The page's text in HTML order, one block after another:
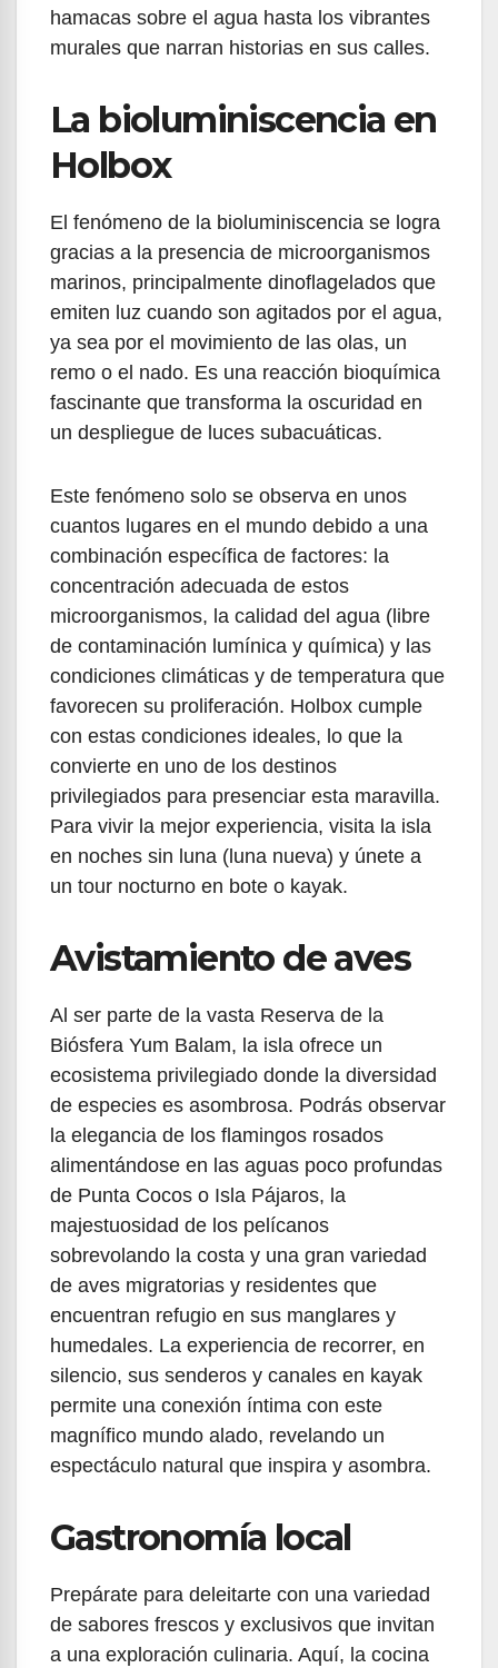
hamacas sobre el agua hasta los vibrantes
murales que narran historias en sus calles.
La bioluminiscencia en
Holbox
El fenómeno de la bioluminiscencia se logra
gracias a la presencia de microorganismos
marinos, principalmente dinoflagelados que
emiten luz cuando son agitados por el agua,
ya sea por el movimiento de las olas, un
remo o el nado. Es una reacción bioquímica
fascinante que transforma la oscuridad en
un despliegue de luces subacuáticas.
Este fenómeno solo se observa en unos
cuantos lugares en el mundo debido a una
combinación específica de factores: la
concentración adecuada de estos
microorganismos, la calidad del agua (libre
de contaminación lumínica y química) y las
condiciones climáticas y de temperatura que
favorecen su proliferación. Holbox cumple
con estas condiciones ideales, lo que la
convierte en uno de los destinos
privilegiados para presenciar esta maravilla.
Para vivir la mejor experiencia, visita la isla
en noches sin luna (luna nueva) y únete a
un tour nocturno en bote o kayak.
Avistamiento de aves
Al ser parte de la vasta Reserva de la
Biósfera Yum Balam, la isla ofrece un
ecosistema privilegiado donde la diversidad
de especies es asombrosa. Podrás observar
la elegancia de los flamingos rosados
alimentándose en las aguas poco profundas
de Punta Cocos o Isla Pájaros, la
majestuosidad de los pelícanos
sobrevolando la costa y una gran variedad
de aves migratorias y residentes que
encuentran refugio en sus manglares y
humedales. La experiencia de recorrer, en
silencio, sus senderos y canales en kayak
permite una conexión íntima con este
magnífico mundo alado, revelando un
espectáculo natural que inspira y asombra.
Gastronomía local
Prepárate para deleitarte con una variedad
de sabores frescos y exclusivos que invitan
a una exploración culinaria. Aquí, la cocina